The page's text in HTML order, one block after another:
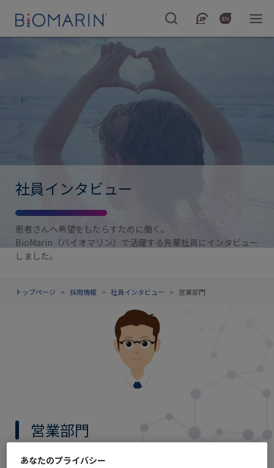
社員インタビュー
患者さんへ希望をもたらすために働く。
BioMarin（バイオマリン）で活躍する先輩社員にインタビュー
しました。
トップページ > 採用情報 > 社員インタビュー > 営業部門
営業部門
あなたのプライバシー